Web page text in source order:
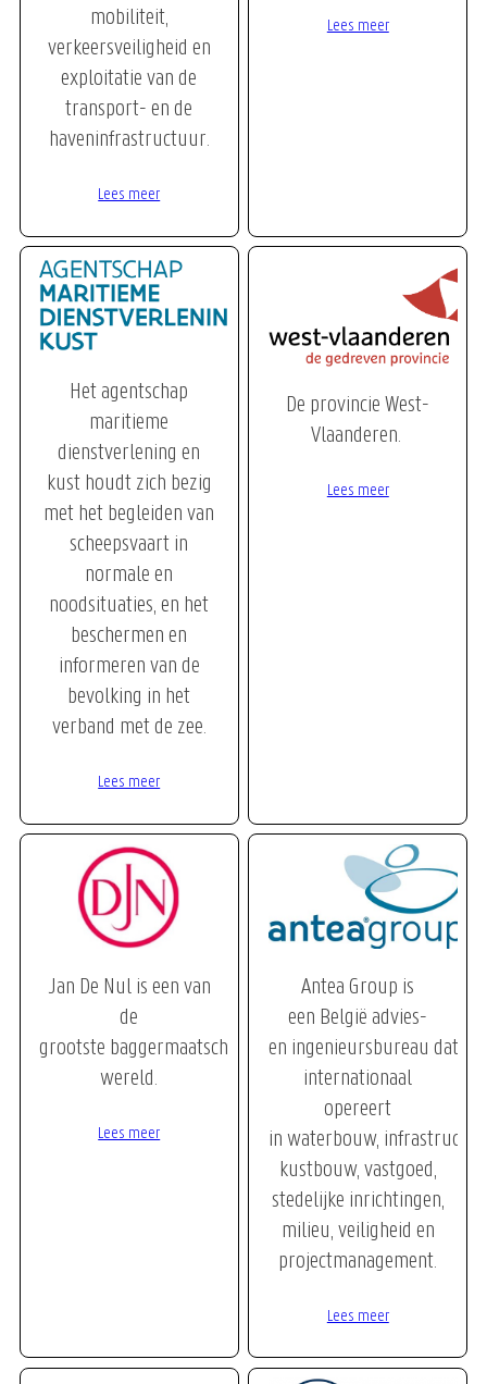
mobiliteit,
verkeersveiligheid en
exploitatie van de
transport- en de
haveninfrastructuur.
Lees meer
Lees meer
Het agentschap
maritieme
dienstverlening en
kust houdt zich bezig
met het begleiden van
scheepsvaart in
normale en
noodsituaties, en het
beschermen en
informeren van de
bevolking in het
verband met de zee.
Lees meer
De provincie West-
Vlaanderen.
Lees meer
Jan De Nul is een van
de
grootste baggermaatschappijen ter
wereld.
Lees meer
Antea Group is
een België advies-
en ingenieursbureau dat
internationaal
opereert
in waterbouw,
kustbouw, vastgoed,
stedelijke inrichtingen,
milieu, veiligheid en
projectmanagement.
Lees meer